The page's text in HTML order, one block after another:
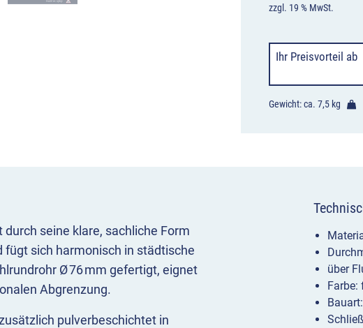
zzgl. 19 % MwSt.
Ihr Preisvorteil ab
Gewicht: ca. 7,5 kg
seine klare, sachliche Form
sich harmonisch in städtische
Ø 76 mm gefertigt, eignet
Abgrenzung.
pulverbeschichtet in
über
Farbe: